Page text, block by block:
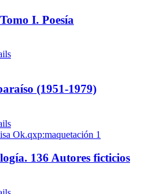
I. Poesía
(1951-1979)
136 Autores ficticios